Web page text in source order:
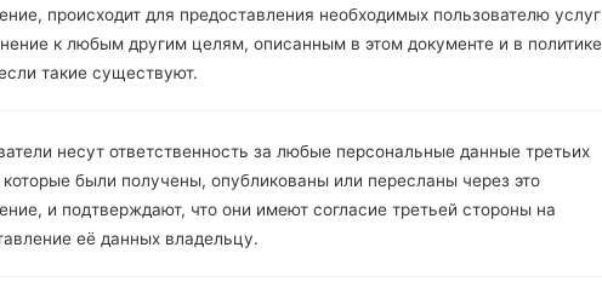
G810EAW
IBR()
G820UMдобавлен файл
States)
G850EMWдобавлен файл
Arab Emirates)
происходит для предоставления необходимых пользователю услуг
к любым другим целям, описанным в этом документе и в политике
такие существуют.
несут ответственность за любые персональные данные третьих
которые были получены, опубликованы или пересланы через это
и подтверждают, что они имеют согласие третьей стороны на
её данных владельцу.